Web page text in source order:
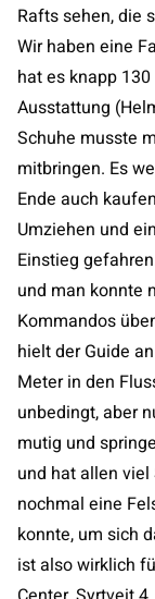
Rafts sehen, die
Wir haben eine
hat es knapp
Ausstattung
Schuhe musste
mitbringen. Es
Ende auch
Umziehen und
Einstieg
und man konnte
Kommandos
hielt der Guide
Meter in den
unbedingt, aber
mutig und
und hat allen
nochmal eine
konnte, um sich
ist also wirklich